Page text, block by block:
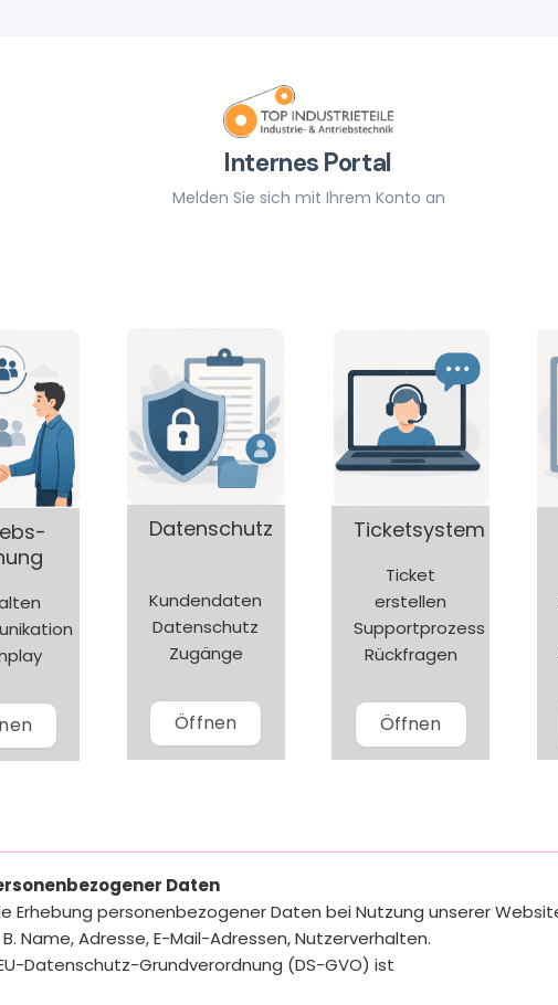
Internes Portal
Melden Sie sich mit Ihrem Konto an
Datenschutz
Kundendaten
Datenschutz
Zugänge
Öffnen
Ticketsystem
Ticket
erstellen
Supportprozess
Rückfragen
Öffnen
Daten
Erhebung personenbezogener Daten bei Nutzung unserer
Name, Adresse, E-Mail-Adressen, Nutzerverhalten.
Datenschutz-Grundverordnung (DS-GVO) ist